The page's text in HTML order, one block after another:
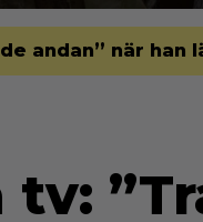
andan” när han
tv: